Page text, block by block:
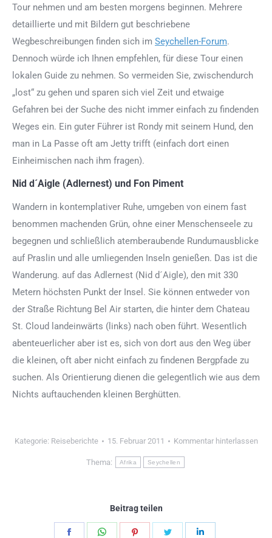
Tour nehmen und am besten morgens beginnen. Mehrere
detaillierte und mit Bildern gut beschriebene
Wegbeschreibungen finden sich im Seychellen-Forum.
Dennoch würde ich Ihnen empfehlen, für diese Tour einen
lokalen Guide zu nehmen. So vermeiden Sie, zwischendurch
„lost“ zu gehen und sparen sich viel Zeit und etwaige
Gefahren bei der Suche des nicht immer einfach zu findenden
Weges ein. Ein guter Führer ist Rondy mit seinem Hund, den
man in La Passe oft am Jetty trifft (einfach dort einen
Einheimischen nach ihm fragen).
Nid d´Aigle (Adlernest) und Fon Piment
Wandern in kontemplativer Ruhe, umgeben von einem fast
benommen machenden Grün, ohne einer Menschenseele zu
begegnen und schließlich atemberaubende Rundumausblicke
auf Praslin und alle umliegenden Inseln genießen. Das ist die
Wanderung. auf das Adlernest (Nid d´Aigle), den mit 330
Metern höchsten Punkt der Insel. Sie können entweder von
der Straße Richtung Bel Air starten, die hinter dem Chateau
St. Cloud landeinwärts (links) nach oben führt. Wesentlich
abenteuerlicher aber ist es, sich von dort aus den Weg über
die kleinen, oft aber nicht einfach zu findenen Bergpfade zu
suchen. Als Orientierung dienen die gelegentlich wie aus dem
Nichts auftauchenden kleinen Berghütten.
Kategorie: Reiseberichte 15. Februar 2011 Kommentar hinterlassen
Thema: Afrika Seychellen
Beitrag teilen
Teilen
Teilen
Teilen